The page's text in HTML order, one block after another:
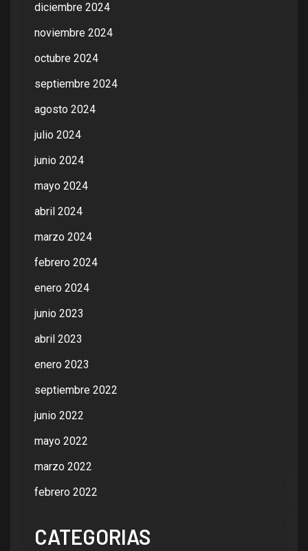
diciembre 2024
noviembre 2024
octubre 2024
septiembre 2024
agosto 2024
julio 2024
junio 2024
mayo 2024
abril 2024
marzo 2024
febrero 2024
enero 2024
junio 2023
abril 2023
enero 2023
septiembre 2022
junio 2022
mayo 2022
marzo 2022
febrero 2022
CATEGORIAS